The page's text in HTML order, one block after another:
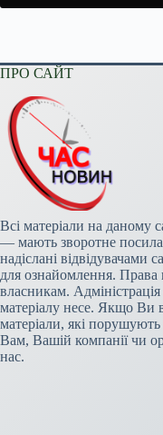
ПРО САЙТ
Всі матеріали на даному
— мають зворотне
надіслані відвідувачами
для ознайомлення. Права
власникам. Адміністрація
матеріалу несе. Якщо Ви
матеріали, які
Вам, Вашій компанії чи
нас.